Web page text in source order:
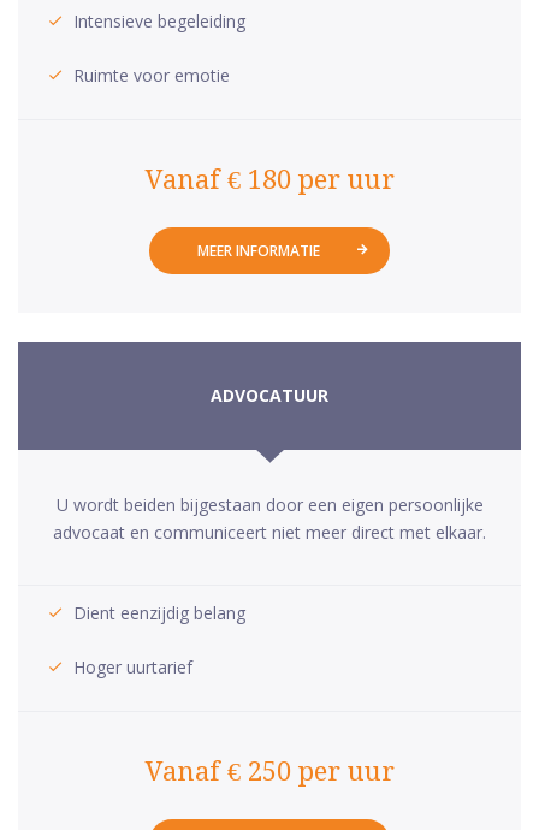
Intensieve begeleiding
Ruimte voor emotie
Vanaf € 180 per uur
MEER INFORMATIE
ADVOCATUUR
U wordt beiden bijgestaan door een eigen persoonlijke
advocaat en communiceert niet meer direct met elkaar.
Dient eenzijdig belang
Hoger uurtarief
Vanaf € 250 per uur